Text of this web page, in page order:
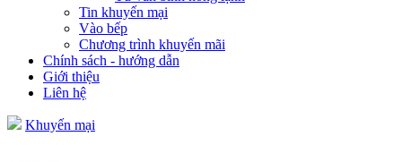
Tin khuyến mại
Vào bếp
Chương trình khuyến mãi
Chính sách - hướng dẫn
Giới thiệu
Liên hệ
Khuyến mại